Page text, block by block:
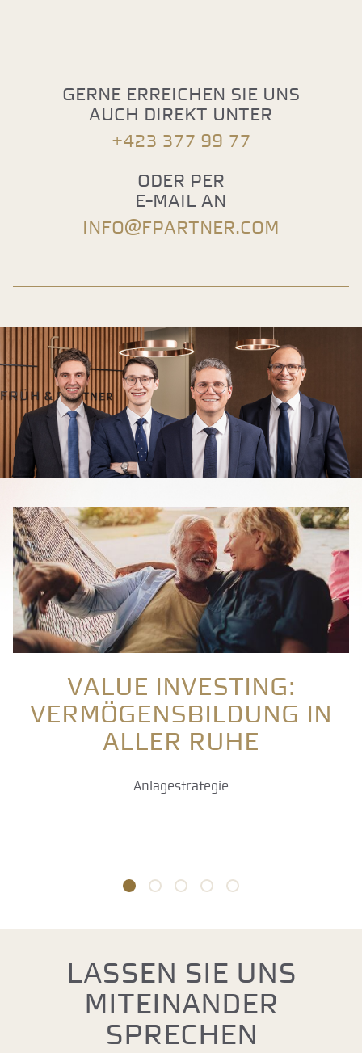
Gerne erreichen sie uns
auch direkt unter
+423 377 99 77
Oder per
E-Mail an
info@fpartner.com
Value Investing:
Vermögensbildung in
aller Ruhe
Anlagestrategie
Lassen Sie uns
miteinander
sprechen